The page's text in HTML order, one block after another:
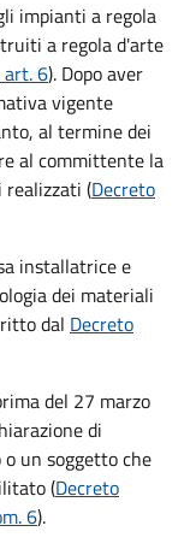
impianti a regola
a regola d'arte
6). Dopo aver
vigente
al termine dei
al committente la
(Decreto
installatrice e
dei materiali
dal Decreto
del 27 marzo
di
un soggetto che
(Decreto
6).